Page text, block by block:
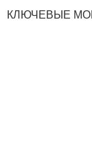
КЛЮЧЕВЫЕ